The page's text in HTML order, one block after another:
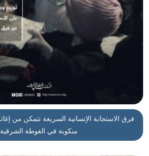
منكوبة في الغوطة الشرقية